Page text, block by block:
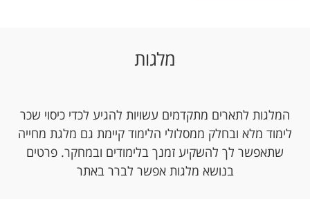
מלגות
המלגות לתארים מתקדמים עשויות להגיע לכדי כיסוי שכר
לימוד מלא ובחלק ממסלולי הלימוד קיימת גם מלגת מחייה
שתאפשר לך להשקיע זמנך בלימודים ובמחקר. פרטים
בנושא מלגות אפשר לברר באתר